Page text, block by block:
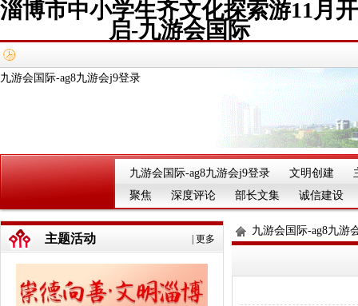
淄博市中小学生齐文化探索游11月开
启-九游会国际
九游会国际-ag8九游会j9登录
九游会国际-ag8九游会j9登录 文明创建
聚焦
深度评论 部长文集 诚信建设
更多
主题活动
九游会国际-ag8九游